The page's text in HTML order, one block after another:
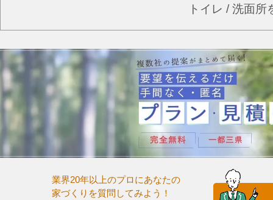
トイレ / 洗面所
業界20年以上のプロにあなたの
家づくりを質問してみよう！